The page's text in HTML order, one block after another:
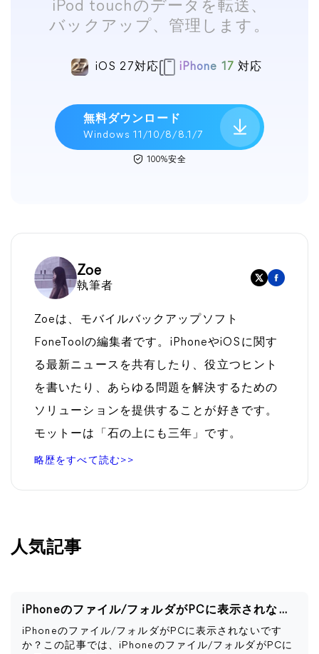
iPod touchのデータを転送、
バックアップ、管理します。
iOS 27対応 iPhone 17 対応
無料ダウンロード
Windows 11/10/8/8.1/7
100%安全
Zoe
執筆者
Zoeは、モバイルバックアップソフト
FoneToolの編集者です。iPhoneやiOSに関す
る最新ニュースを共有したり、役立つヒント
を書いたり、あらゆる問題を解決するための
ソリューションを提供することが好きです。
モットーは「石の上にも三年」です。
略歴をすべて読む>>
人気記事
iPhoneのファイル/フォルダがPCに表示されない時の解決策
iPhoneのファイル/フォルダがPCに表示されないです
か？この記事では、iPhoneのファイル/フォルダがPCに